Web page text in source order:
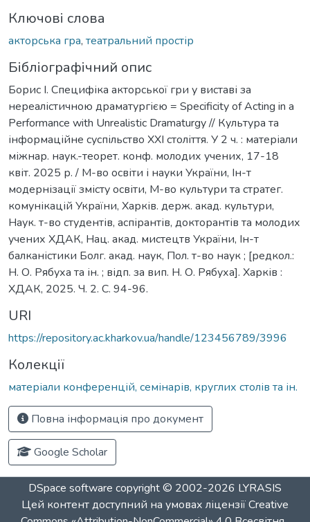
Ключові слова
акторська гра, театральний простір
Бібліографічний опис
Борис І. Специфіка акторської гри у виставі за
нереалістичною драматургією = Specificity of Acting in a
Performance with Unrealistic Dramaturgy // Культура та
інформаційне суспільство ХХІ століття. У 2 ч. : матеріали
міжнар. наук.-теорет. конф. молодих учених, 17-18
квіт. 2025 р. / М-во освіти і науки України, Ін-т
модернізації змісту освіти, М-во культури та стратег.
комунікацій України, Харків. держ. акад. культури,
Наук. т-во студентів, аспірантів, докторантів та молодих
учених ХДАК, Нац. акад. мистецтв України, Ін-т
балканістики Болг. акад. наук, Пол. т-во наук ; [редкол.:
Н. О. Рябуха та ін. ; відп. за вип. Н. О. Рябуха]. Харків :
ХДАК, 2025. Ч. 2. С. 94-96.
URI
https://repository.ac.kharkov.ua/handle/123456789/3996
Колекції
матеріали конференцій, семінарів, круглих столів та ін.
Повна інформація про документ
Google Scholar
DSpace software copyright © 2002-2026 LYRASIS
Цей контент доступний на умовах ліцензіїCreative